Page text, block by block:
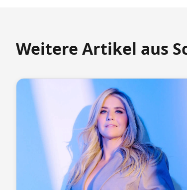
Weitere Artikel aus